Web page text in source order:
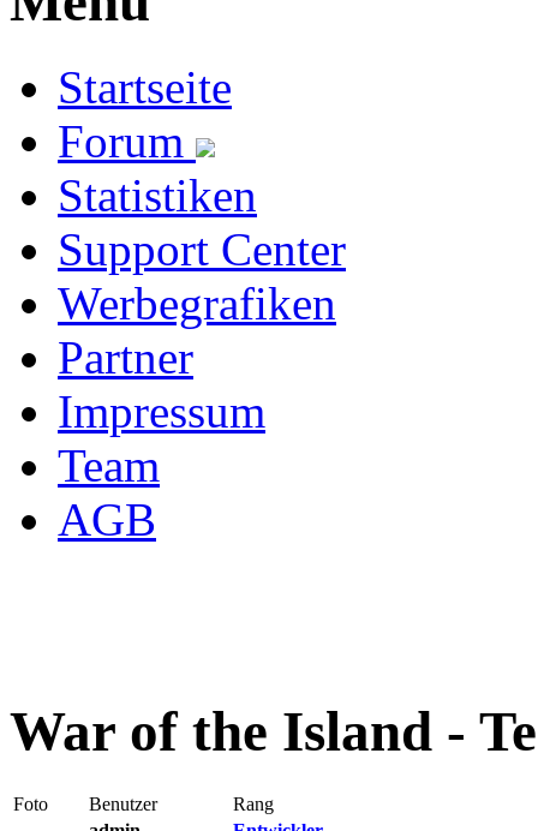
Startseite
Forum
Statistiken
Support Center
Werbegrafiken
Partner
Impressum
Team
AGB
War of the Island -
Foto Benutzer
Rang